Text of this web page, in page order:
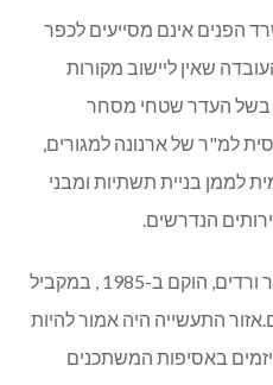
הפנים אינם מסייעים לכפר
שאין ליישוב מקורות
בשל העדר שטחי מסחר
למ"ר של ארנונה למגורים,
לממן בניית תשתיות ומבני
הנדרשים.
ג. אזור תעשייה תפן, הגובל בכפר ורדים, הוקם ב-1985 , במקביל
התעשייה היה אמור להיות
באסיפות המשתכנים